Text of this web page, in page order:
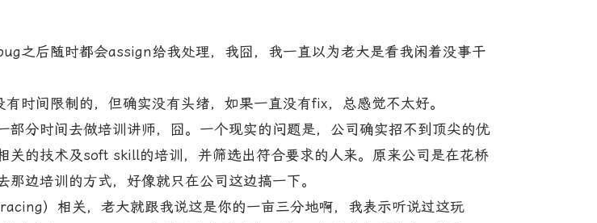
后随时都会assign给我处理，我囧，我一直以为老大是看我闲着没事干
间限制的，但确实没有头绪，如果一直没有fix，总感觉不太好。
分时间去做培训讲师，囧。一个现实的问题是，公司确实招不到顶尖的优
关的技术及soft skill的培训，并筛选出符合要求的人来。原来公司是在花桥
边培训的方式，好像就只在公司这边搞一下。
）相关，老大就跟我说这是你的一亩三分地啊，我表示听说过这玩